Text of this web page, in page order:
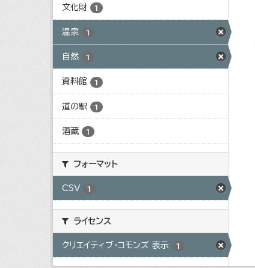
文化財 1
温泉 1
自然 1
資料館 1
道の駅 1
酒蔵 1
フォーマット
CSV 1
ライセンス
クリエイティブ・コモンズ 表示 1